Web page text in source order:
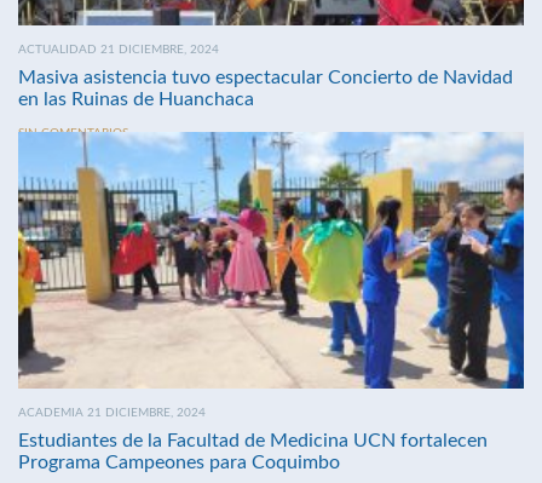
ACTUALIDAD 21 DICIEMBRE, 2024
Masiva asistencia tuvo espectacular Concierto de Navidad
en las Ruinas de Huanchaca
SIN COMENTARIOS
ACADEMIA 21 DICIEMBRE, 2024
Estudiantes de la Facultad de Medicina UCN fortalecen
Programa Campeones para Coquimbo